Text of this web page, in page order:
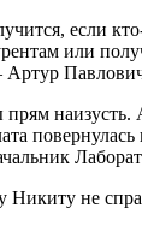
если кто-
или
Павлович
наизусть.
повернулась
не